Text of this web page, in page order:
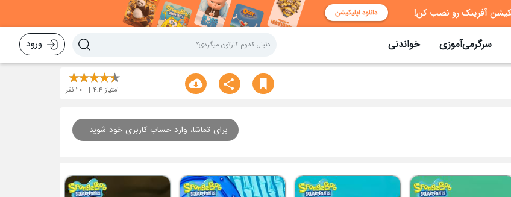
سرگرمی‌آموزی خواندنی ورود
امتیاز 4.4
20 نفر
برای تماشا، وارد حساب کاربری خود شوید